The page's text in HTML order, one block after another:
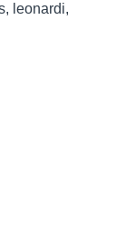
leonardi,